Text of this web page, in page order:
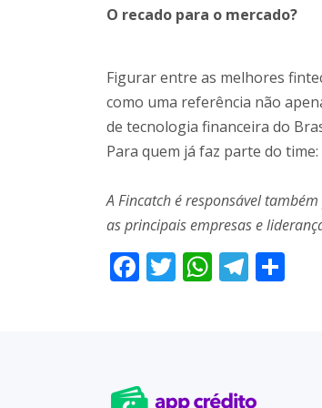
O recado para o mercado?
Figurar entre as melhores
como uma referência não
de tecnologia financeira do
Para quem já faz parte do
A Fincatch é responsável
as principais empresas e
Facebook
Twitter